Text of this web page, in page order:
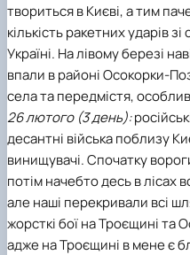
твориться в Києві, а тим
кількість ракетних ударів
Україні. На лівому березі
впали в районі Осокорки-
села та передмістя,
26 лютого (3 день):
десантні війська поблизу
винищувачі. Спочатку
потім начебто десь в лісах
але наші перекривали всі
жорсткі бої на Троєщині та
адже на Троєщині в мене є